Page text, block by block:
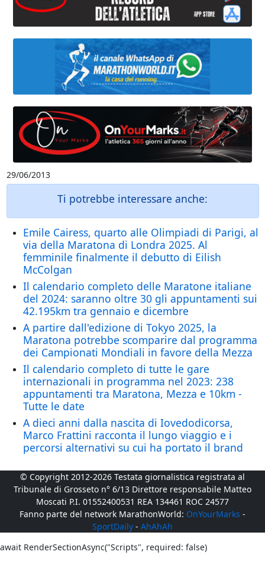
29/06/2013
Ti potrebbe interessare anche:
Emile Cairess, quarto alle Olimpiadi di Parigi, al
via della Maratona di Londra 2025. Al
femminile finalmente il debutto di Eilish
McColgan
Il calendario completo delle Maratone italiane
del 2024: saranno oltre 30 gli appuntamenti sui
42.195km tra gennaio e dicembre
A partire dall'edizione di Tokyo 2025, la
Maratona potrebbe scomparire dal programma
dei Campionati Mondiali in favore della Mezza
Il calendario completo di tutte le gare
internazionali in programma nel 2023: 238
appuntamenti tra Maratona, Mezza e 10km -
Tutte le date
A dieci anni dalla nascita di Iovedodicorsa,
Marco Frattini racconta il lungo viaggio e i
percorsi alternativi su cui ha portato il brand
© Copyright 2012-2026 Testata giornalistica registrata al
Tribunale di Grosseto n° 6/13 Direttore responsabile Matteo
Moscati P.I. 01552400531 REA 134461 ROC 24577
Fanno parte del network MarathonWorld: OnYourMarks -
SportDaily - AhAhAh
await RenderSectionAsync("Scripts", required: false)